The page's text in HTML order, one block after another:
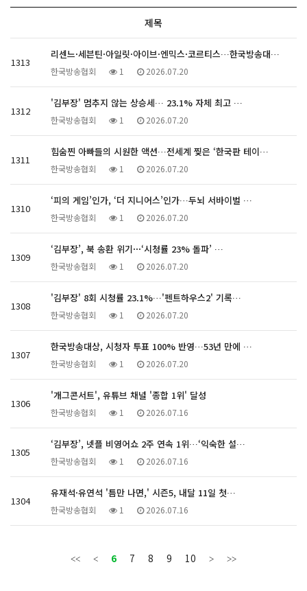
제목
1313
리센느·세븐틴·아일릿·아이브·엔믹스·코르티스…한국방송대…
한국방송협회 1 2026.07.20
1312
'김부장' 멈추지 않는 상승세… 23.1% 자체 최고 …
한국방송협회 1 2026.07.20
1311
힘숨찐 아빠들의 시원한 액션…전세계 찢은 ‘한국판 테이…
한국방송협회 1 2026.07.20
1310
‘피의 게임’인가, ‘더 지니어스’인가…두뇌 서바이벌 …
한국방송협회 1 2026.07.20
1309
‘김부장’, 북 송환 위기···‘시청률 23% 돌파’ …
한국방송협회 1 2026.07.20
1308
'김부장' 8회 시청률 23.1%…'펜트하우스2' 기록…
한국방송협회 1 2026.07.20
1307
한국방송대상, 시청자 투표 100% 반영…53년 만에 …
한국방송협회 1 2026.07.20
1306
'개그콘서트', 유튜브 채널 '종합 1위' 달성
한국방송협회 1 2026.07.16
1305
‘김부장’, 넷플 비영어쇼 2주 연속 1위…‘익숙한 설…
한국방송협회 1 2026.07.16
1304
유재석·유연석 '틈만 나면,' 시즌5, 내달 11일 첫…
한국방송협회 1 2026.07.16
6 7 8 9 10